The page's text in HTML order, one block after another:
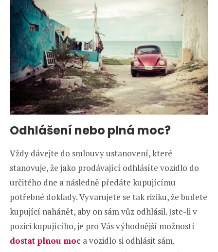
Odhlášení nebo plná moc?
Vždy dávejte do smlouvy ustanovení, které
stanovuje, že jako prodávající odhlásíte vozidlo do
určitého dne a následně předáte kupujícímu
potřebné doklady. Vyvarujete se tak riziku, že budete
kupující nahánět, aby on sám vůz odhlásil. Jste-li v
pozici kupujícího, je pro Vás výhodnější možností
dostat plnou moc a vozidlo si odhlásit sám.